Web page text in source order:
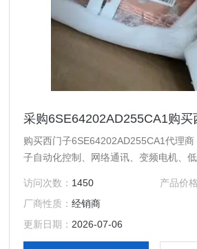
购买西门子6SE64202AD255CA1代理
子自动化控制、网络通讯、变频电机、
品、能源集团自动化等产品、技术和服
销售西门子各系列产品，为工业企业提
网络通讯、变频电机、低压元器件、智
动 产品及高、中、低压、西门子8PT配
访问次数： 1450 产品价格
厂商性质：经销商
更新日期： 2026-07-06